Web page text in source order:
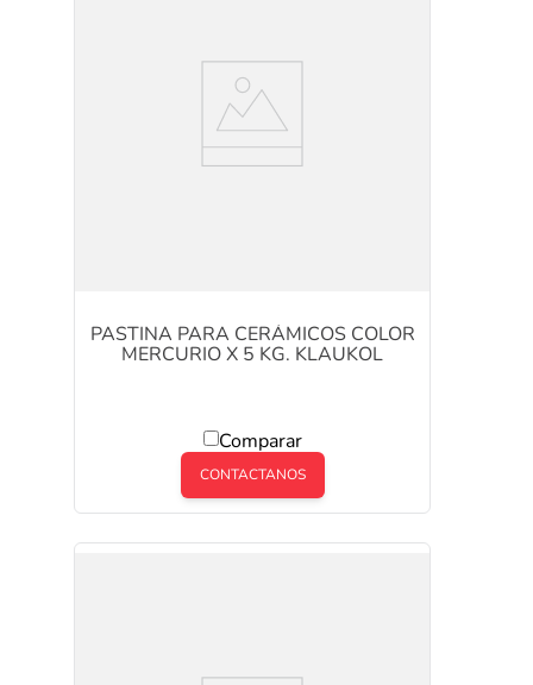
PASTINA PARA CERÁMICOS COLOR
MERCURIO X 5 KG. KLAUKOL
Comparar
CONTACTANOS